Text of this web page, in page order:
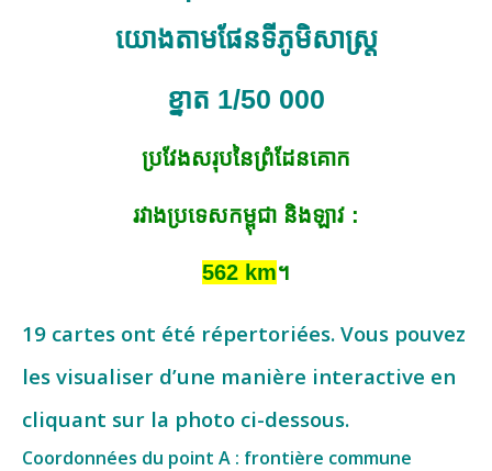
យោងតាមផែនទីភូមិសាស្ត្រ
ខ្នាត 1/50 000
ប្រវែងសរុបនៃព្រំដែនគោក
រវាងប្រទេសកម្ពុជា និងឡាវ :
562 km។
19 cartes ont été répertoriées. Vous pouvez
les visualiser d’une manière interactive en
cliquant sur la photo ci-dessous.
Coordonnées du point A : frontière commune